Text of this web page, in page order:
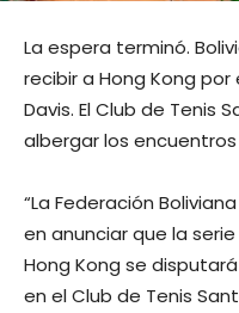
La espera terminó.
recibir a Hong Kong por
Davis. El Club de Tenis
albergar los encuentros
“La Federación
en anunciar que la
Hong Kong se
en el Club de Tenis